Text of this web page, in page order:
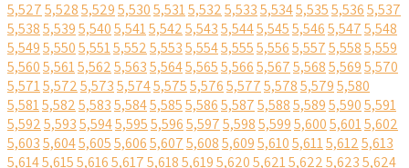
5,5275,5285,5295,5305,5315,5325,5335,5345,5355,5365,537
5,5385,5395,5405,5415,5425,5435,5445,5455,5465,5475,548
5,5495,5505,5515,5525,5535,5545,5555,5565,5575,5585,559
5,5605,5615,5625,5635,5645,5655,5665,5675,5685,5695,570
5,5715,5725,5735,5745,5755,5765,5775,5785,5795,580
5,5815,5825,5835,5845,5855,5865,5875,5885,5895,5905,591
5,5925,5935,5945,5955,5965,5975,5985,5995,6005,6015,602
5,6035,6045,6055,6065,6075,6085,6095,6105,6115,6125,613
5,6145,6155,6165,6175,6185,6195,6205,6215,6225,6235,624